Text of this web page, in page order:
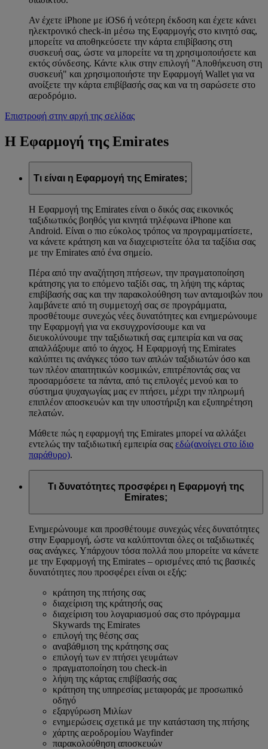
Αν έχετε iPhone με iOS6 ή νεότερη έκδοση και έχετε κάνει
ηλεκτρονικό check-in μέσω της Εφαρμογής στο κινητό σας,
μπορείτε να αποθηκεύσετε την κάρτα επιβίβασης στη
συσκευή σας, ώστε να μπορείτε να τη χρησιμοποιήσετε και
εκτός σύνδεσης. Κάντε κλικ στην επιλογή "Αποθήκευση στη
συσκευή" και χρησιμοποιήστε την Εφαρμογή Wallet για να
ανοίξετε την κάρτα επιβίβασής σας και να τη σαρώσετε στο
αεροδρόμιο.
Επιστροφή στην αρχή της σελίδας
Η Εφαρμογή της Emirates
Τι είναι η Εφαρμογή της Emirates;
Η Εφαρμογή της Emirates είναι ο δικός σας εικονικός
ταξιδιωτικός βοηθός για κινητά τηλέφωνα iPhone και
Android. Είναι ο πιο εύκολος τρόπος να προγραμματίσετε,
να κάνετε κράτηση και να διαχειριστείτε όλα τα ταξίδια σας
με την Emirates από ένα σημείο.
Πέρα από την αναζήτηση πτήσεων, την πραγματοποίηση
κράτησης για το επόμενο ταξίδι σας, τη λήψη της κάρτας
επιβίβασής σας και την παρακολούθηση των ανταμοιβών που
λαμβάνετε από τη συμμετοχή σας σε προγράμματα,
προσθέτουμε συνεχώς νέες δυνατότητες και ενημερώνουμε
την Εφαρμογή για να εκσυγχρονίσουμε και να
διευκολύνουμε την ταξιδιωτική σας εμπειρία και να σας
απαλλάξουμε από το άγχος. Η Εφαρμογή της Emirates
καλύπτει τις ανάγκες τόσο των απλών ταξιδιωτών όσο και
των πλέον απαιτητικών κοσμικών, επιτρέποντάς σας να
προσαρμόσετε τα πάντα, από τις επιλογές μενού και το
σύστημα ψυχαγωγίας μας εν πτήσει, μέχρι την πληρωμή
επιπλέον αποσκευών και την υποστήριξη και εξυπηρέτηση
πελατών.
Μάθετε πώς η εφαρμογή της Emirates μπορεί να αλλάξει
εντελώς την ταξιδιωτική εμπειρία σας εδώ(ανοίγει στο ίδιο
παράθυρο).
Τι δυνατότητες προσφέρει η Εφαρμογή της
Emirates;
Ενημερώνουμε και προσθέτουμε συνεχώς νέες δυνατότητες
στην Εφαρμογή, ώστε να καλύπτονται όλες οι ταξιδιωτικές
σας ανάγκες. Υπάρχουν τόσα πολλά που μπορείτε να κάνετε
με την Εφαρμογή της Emirates – ορισμένες από τις βασικές
δυνατότητες που προσφέρει είναι οι εξής:
κράτηση της πτήσης σας
διαχείριση της κράτησής σας
διαχείριση του λογαριασμού σας στο πρόγραμμα
Skywards της Emirates
επιλογή της θέσης σας
αναβάθμιση της κράτησης σας
επιλογή των εν πτήσει γευμάτων
πραγματοποίηση του check-in
λήψη της κάρτας επιβίβασής σας
κράτηση της υπηρεσίας μεταφοράς με προσωπικό
οδηγό
εξαργύρωση Μιλίων
ενημερώσεις σχετικά με την κατάσταση της πτήσης
χάρτης αεροδρομίου Wayfinder
παρακολούθηση αποσκευών